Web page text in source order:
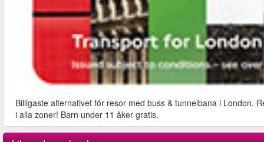
Billigaste alternativet för resor med buss & tunnelbana i London.
i alla zoner! Barn under 11 åker gratis.